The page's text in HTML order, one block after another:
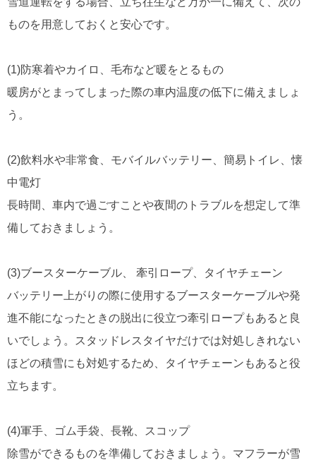
ものを用意しておくと安心です。
(1)防寒着やカイロ、毛布など暖をとるもの
暖房がとまってしまった際の車内温度の低下に備えましょ
う。
(2)飲料水や非常食、モバイルバッテリー、簡易トイレ、懐
中電灯
長時間、車内で過ごすことや夜間のトラブルを想定して準
備しておきましょう。
(3)ブースターケーブル、 牽引ロープ、タイヤチェーン
バッテリー上がりの際に使用するブースターケーブルや発
進不能になったときの脱出に役立つ牽引ロープもあると良
いでしょう。スタッドレスタイヤだけでは対処しきれない
ほどの積雪にも対処するため、タイヤチェーンもあると役
立ちます。
(4)軍手、ゴム手袋、長靴、スコップ
除雪ができるものを準備しておきましょう。マフラーが雪